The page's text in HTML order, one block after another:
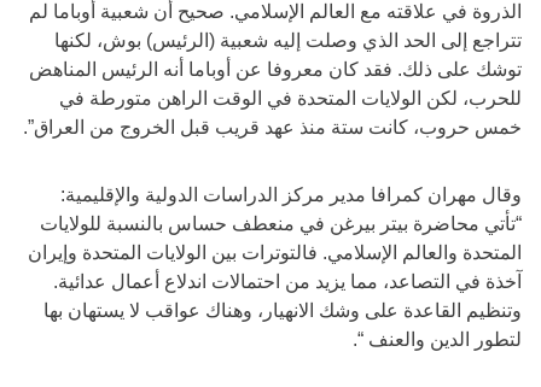
الذروة في علاقته مع العالم الإسلامي. صحيح أن شعبية أوباما لم
تتراجع إلى الحد الذي وصلت إليه شعبية (الرئيس) بوش، لكنها
توشك على ذلك. فقد كان معروفا عن أوباما أنه الرئيس المناهض
للحرب، لكن الولايات المتحدة في الوقت الراهن متورطة في
خمس حروب، كانت ستة منذ عهد قريب قبل الخروج من العراق”.
وقال مهران كمرافا مدير مركز الدراسات الدولية والإقليمية:
“تأتي محاضرة بيتر بيرغن في منعطف حساس بالنسبة للولايات
المتحدة والعالم الإسلامي. فالتوترات بين الولايات المتحدة وإيران
آخذة في التصاعد، مما يزيد من احتمالات اندلاع أعمال عدائية.
وتنظيم القاعدة على وشك الانهيار، وهناك عواقب لا يستهان بها
لتطور الدين والعنف “.